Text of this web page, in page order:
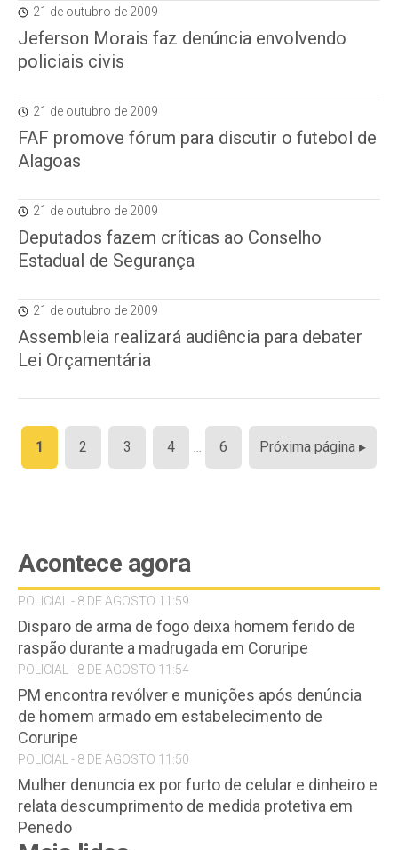
21 de outubro de 2009
Jeferson Morais faz denúncia envolvendo
policiais civis
21 de outubro de 2009
FAF promove fórum para discutir o futebol de
Alagoas
21 de outubro de 2009
Deputados fazem críticas ao Conselho
Estadual de Segurança
21 de outubro de 2009
Assembleia realizará audiência para debater
Lei Orçamentária
Paginação
de
1 2 3 4 … 6 Próxima página ▸
Acontece agora
POLICIAL - 8 DE AGOSTO 11:59
Disparo de arma de fogo deixa homem ferido de
raspão durante a madrugada em Coruripe
POLICIAL - 8 DE AGOSTO 11:54
PM encontra revólver e munições após denúncia
de homem armado em estabelecimento de
Coruripe
POLICIAL - 8 DE AGOSTO 11:50
Mulher denuncia ex por furto de celular e dinheiro e
relata descumprimento de medida protetiva em
Penedo